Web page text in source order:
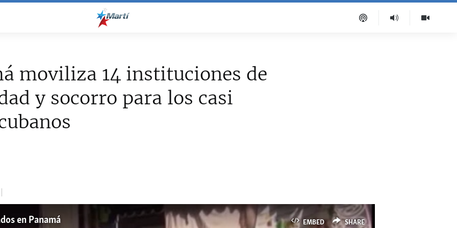
moviliza 14 instituciones de
y socorro para los casi
EMBED SHARE
en Panamá